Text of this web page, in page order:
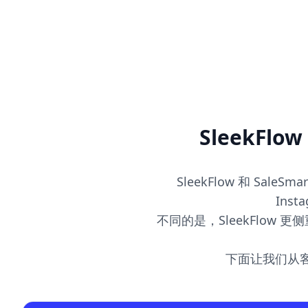
SleekFlow
SleekFlow 和
不同的是，SleekFlow 更
下面让我们从